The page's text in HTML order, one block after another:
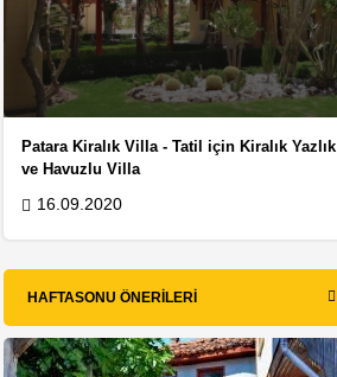
Patara Kiralık Villa - Tatil için Kiralık Yazlık
ve Havuzlu Villa
16.09.2020
HAFTASONU ÖNERILERI